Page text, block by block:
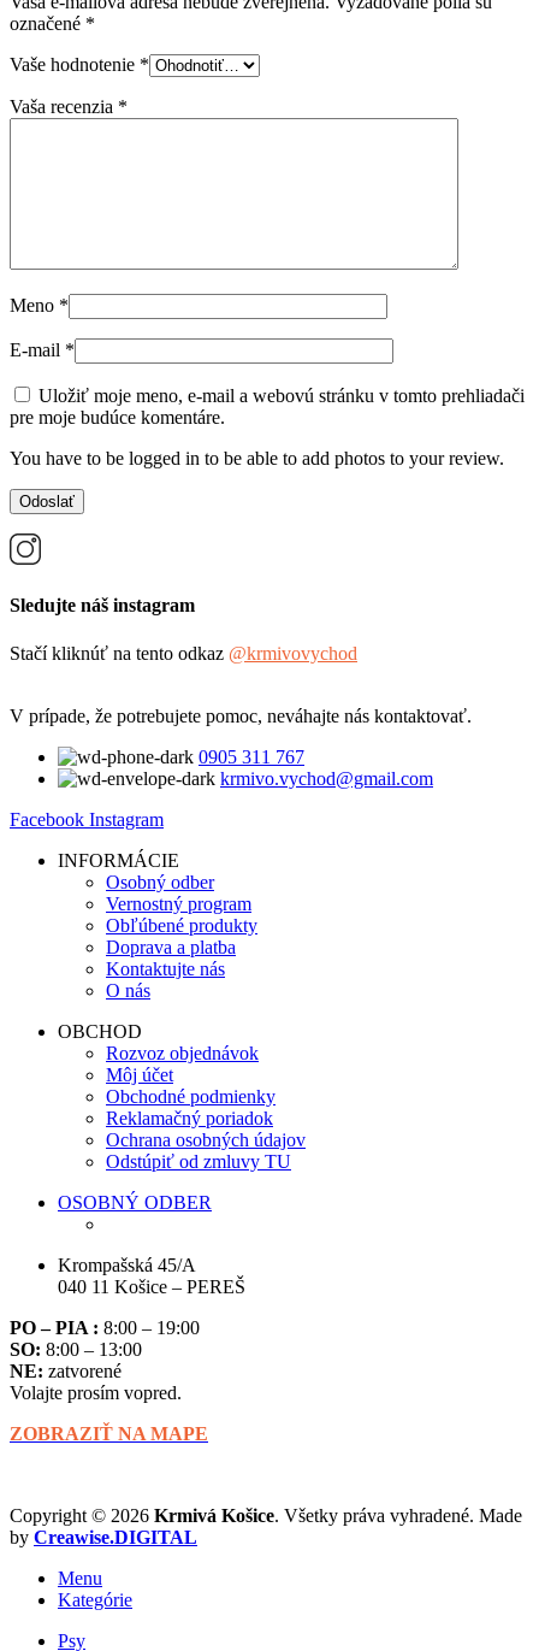
označené *
Vaše hodnotenie *
Vaša recenzia *
Meno *
E-mail *
Uložiť moje meno, e-mail a webovú stránku v tomto prehliadači
pre moje budúce komentáre.
You have to be logged in to be able to add photos to your review.
Sledujte náš instagram
Stačí kliknúť na tento odkaz @krmivovychod
V prípade, že potrebujete pomoc, neváhajte nás kontaktovať.
0905 311 767
krmivo.vychod@gmail.com
Facebook Instagram
INFORMÁCIE
Osobný odber
Vernostný program
Obľúbené produkty
Doprava a platba
Kontaktujte nás
O nás
OBCHOD
Rozvoz objednávok
Môj účet
Obchodné podmienky
Reklamačný poriadok
Ochrana osobných údajov
Odstúpiť od zmluvy TU
OSOBNÝ ODBER
Krompašská 45/A
040 11 Košice – PEREŠ
PO – PIA : 8:00 – 19:00
SO: 8:00 – 13:00
NE: zatvorené
Volajte prosím vopred.
ZOBRAZIŤ NA MAPE
Copyright © 2026 Krmivá Košice. Všetky práva vyhradené. Made
by Creawise.DIGITAL
Menu
Kategórie
Psy